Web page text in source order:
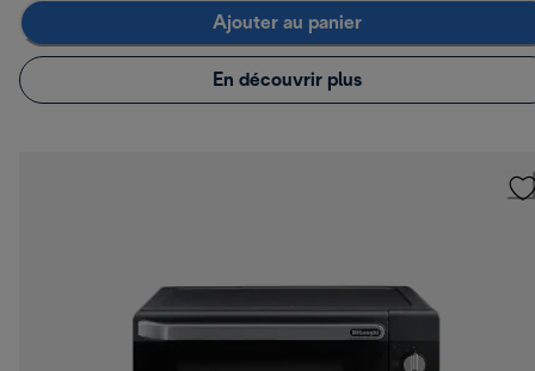
Ajouter au panier
En découvrir plus